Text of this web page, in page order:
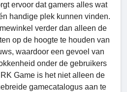
ervoor dat gamers alles wat
handige plek kunnen vinden.
verder dan alleen de
op de hoogte te houden van
waardoor een gevoel van
onder de gebruikers
Game is het niet alleen de
gamecatalogus aan te